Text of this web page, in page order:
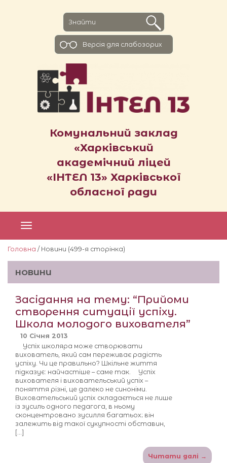
Комунальний заклад
«Харківський
академічний ліцей
«ІНТЕЛ 13» Харківської
обласної ради
Версiя для слабозорих
Головна / Новини (499-я сторiнка)
НОВИНИ
Засідання на тему: “Прийоми
створення ситуації успіху.
Школа молодого вихователя”
10 Січня 2013
Успіх школяра може створювати
вихователь, який сам переживає радість
успіху. Чи це правильно? Шкільне життя
підказує: найчастіше – саме так. Успіх
вихователя і виховательський успіх –
поняття різні, це далеко не синоніми.
Виховательський успіх складається не лише
із зусиль одного педагога, в ньому
сконцентровано зусилля багатьох; він
залежить від такої сукупності обставин,
[…]
Читати далі →